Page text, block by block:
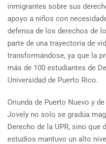
inmigrantes sobre sus
apoyo a niños con
defensa de los derechos de
parte de una trayectoria de
transformándose, ya que la
más de 100 estudiantes de
Universidad de Puerto Rico.
Oriunda de Puerto Nuevo y
Jovely no solo se gradúa
Derecho de la UPR, sino que
estudios mantuvo un alto